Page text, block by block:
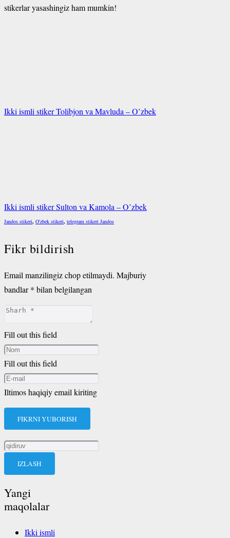
stikerlar yasashingiz ham mumkin!
Ikki ismli stiker Tolibjon va Mavluda – O’zbek
Ikki ismli stiker Sulton va Kamola – O’zbek
Jandos stikeri, O'zbek stikeri, telegram stikeri Jandos
Fikr bildirish
Email manzilingiz chop etilmaydi. Majburiy
bandlar* bilan belgilangan
Fill out this field
Fill out this field
Iltimos haqiqiy email kiriting
FIKRNI YUBORISH
Qidirshish:
Yangi
maqolalar
Ikki ismli